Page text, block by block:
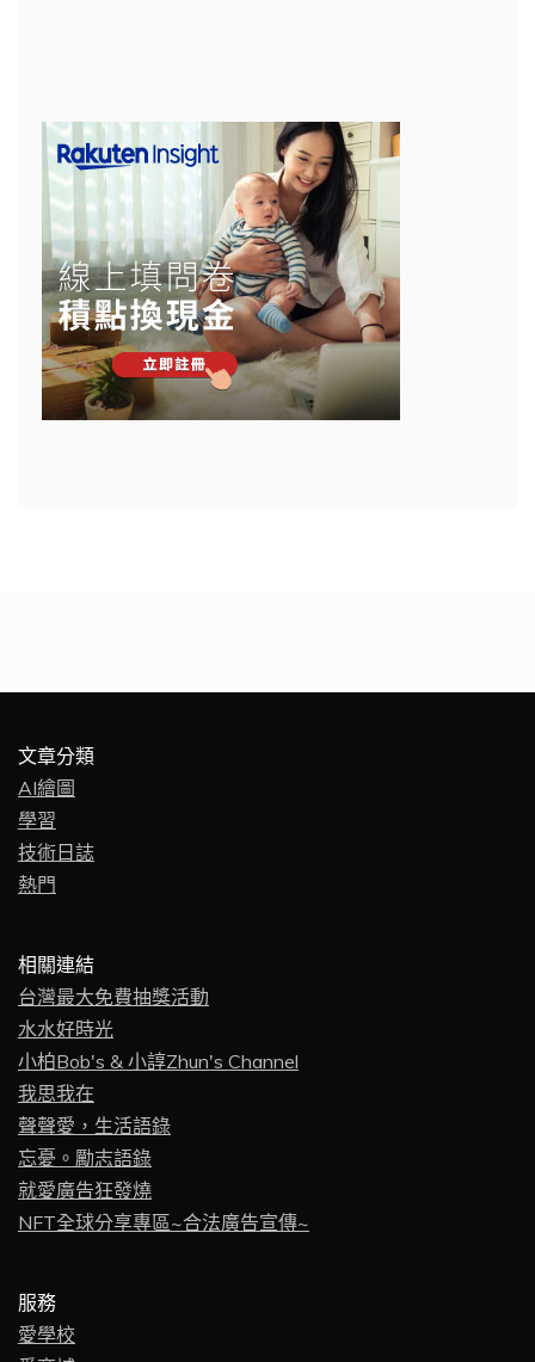
文章分類
AI繪圖
學習
技術日誌
熱門
相關連結
台灣最大免費抽獎活動
水水好時光
小柏Bob's & 小諄Zhun's Channel
我思我在
聲聲愛，生活語錄
忘憂。勵志語錄
就愛廣告狂發燒
NFT全球分享專區~合法廣告宣傳~
服務
愛學校